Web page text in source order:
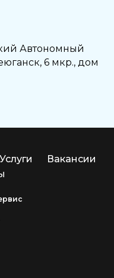
Автономный
6 мкр., дом
Услуги
Вакансии